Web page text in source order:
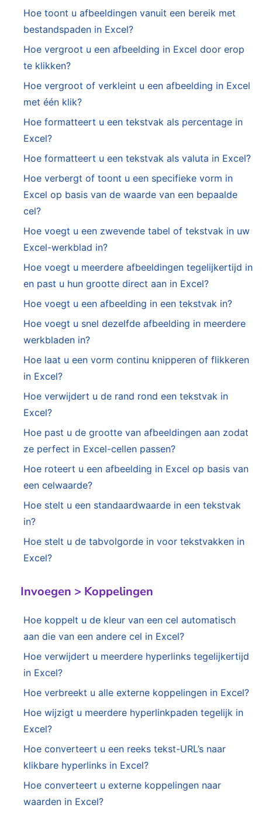
Hoe toont u afbeeldingen vanuit een bereik met
bestandspaden in Excel?
Hoe vergroot u een afbeelding in Excel door erop
te klikken?
Hoe vergroot of verkleint u een afbeelding in Excel
met één klik?
Hoe formatteert u een tekstvak als percentage in
Excel?
Hoe formatteert u een tekstvak als valuta in Excel?
Hoe verbergt of toont u een specifieke vorm in
Excel op basis van de waarde van een bepaalde
cel?
Hoe voegt u een zwevende tabel of tekstvak in uw
Excel-werkblad in?
Hoe voegt u meerdere afbeeldingen tegelijkertijd in
en past u hun grootte direct aan in Excel?
Hoe voegt u een afbeelding in een tekstvak in?
Hoe voegt u snel dezelfde afbeelding in meerdere
werkbladen in?
Hoe laat u een vorm continu knipperen of flikkeren
in Excel?
Hoe verwijdert u de rand rond een tekstvak in
Excel?
Hoe past u de grootte van afbeeldingen aan zodat
ze perfect in Excel-cellen passen?
Hoe roteert u een afbeelding in Excel op basis van
een celwaarde?
Hoe stelt u een standaardwaarde in een tekstvak
in?
Hoe stelt u de tabvolgorde in voor tekstvakken in
Excel?
Invoegen > Koppelingen
Hoe koppelt u de kleur van een cel automatisch
aan die van een andere cel in Excel?
Hoe verwijdert u meerdere hyperlinks tegelijkertijd
in Excel?
Hoe verbreekt u alle externe koppelingen in Excel?
Hoe wijzigt u meerdere hyperlinkpaden tegelijk in
Excel?
Hoe converteert u een reeks tekst-URL’s naar
klikbare hyperlinks in Excel?
Hoe converteert u externe koppelingen naar
waarden in Excel?